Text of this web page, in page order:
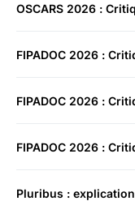
OSCARS 2026 :
FIPADOC 2026 :
FIPADOC 2026 :
FIPADOC 2026 :
Pluribus :